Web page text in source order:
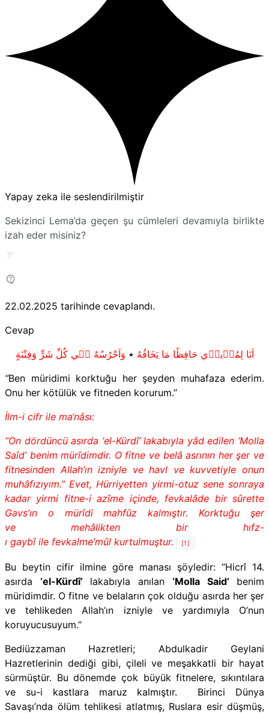
Yapay zeka ile seslendirilmiştir
Sekizinci Lema’da geçen şu cümleleri devamıyla birlikte
izah eder misiniz?
22.02.2025 tarihinde cevaplandı.
Cevap
اَنَا لِمُر۪يد۪ي حَافِظًا مَا يَخَافُهُ ٭ وَاَحْرُسُهُ ف۪ي كُلِّ شَرٍّ وَفِتْنَةٍ
“Ben müridimi korktuğu her şeyden muhafaza ederim.
Onu her kötülük ve fitneden korurum.’’
İlm-i cifr ile ma‘nâsı:
“On dördüncü asırda ‘el-Kürdî’ lakabıyla yâd edilen ‘Molla
Saîd’ benim mürîdimdir. O fitne ve belâ asrının her şer ve
fitnesinden Allah’ın izniyle ve havl ve kuvvetiyle onun
muhâfızıyım.” Evet, Hürriyet­ten yirmi-otuz sene sonraya
kadar yirmi fitne-i azîme içinde, fevkalâde bir sûrette
Gavs’ın o mürîdi mahfûz kalmıştır. Korktuğu şer
ve mehâlikten bir hıfz-
ı gaybî ile fevkalme’mûl kurtulmuştur.
[1]
Bu beytin cifir ilmine göre manası şöyledir: “Hicrî 14.
asırda ‘el-Kürdî’ lakabıyla anılan ‘Molla Said’ benim
müridimdir. O fitne ve belaların çok olduğu asırda her şer
ve tehlikeden Allah’ın izniyle ve yardımıyla O’nun
koruyucusuyum.”
Bediüzzaman Hazretleri; Abdulkadir Geylani
Hazretlerinin dediği gibi, çileli ve meşakkatli bir hayat
sürmüştür. Bu dönemde çok büyük fitnelere, sıkıntılara
ve su-i kastlara maruz kalmıştır. Birinci Dünya
Savaşı’nda ölüm tehlikesi atlatmış, Ruslara esir düşmüş,